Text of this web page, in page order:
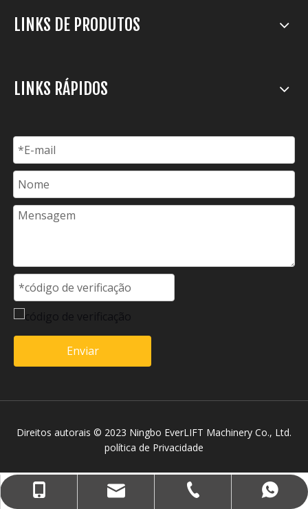
LINKS DE PRODUTOS
LINKS RÁPIDOS
Enviar
+86-13957414483
service@everlift-mhe.com
+86-574-28877236
+8613957414483
Direitos autorais © 2023 Ningbo EverLIFT Machinery Co., Ltd.
política de Privacidade